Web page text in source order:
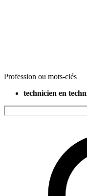
Profession ou mots-clés
technicien en